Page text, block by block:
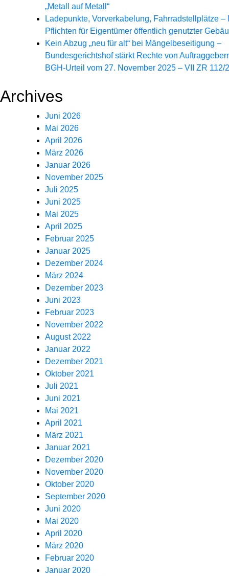
„Metall auf Metall“
Ladepunkte, Vorverkabelung, Fahrradstellplätze –
Pflichten für Eigentümer öffentlich genutzter
Kein Abzug „neu für alt“ bei Mängelbeseitigung –
Bundesgerichtshof stärkt Rechte von
BGH-Urteil vom 27. November 2025 – VII ZR 112/
Archives
Juni 2026
Mai 2026
April 2026
März 2026
Januar 2026
November 2025
Juli 2025
Juni 2025
Mai 2025
April 2025
Februar 2025
Januar 2025
Dezember 2024
März 2024
Dezember 2023
Juni 2023
Februar 2023
November 2022
August 2022
Januar 2022
Dezember 2021
Oktober 2021
Juli 2021
Juni 2021
Mai 2021
April 2021
März 2021
Januar 2021
Dezember 2020
November 2020
Oktober 2020
September 2020
Juni 2020
Mai 2020
April 2020
März 2020
Februar 2020
Januar 2020